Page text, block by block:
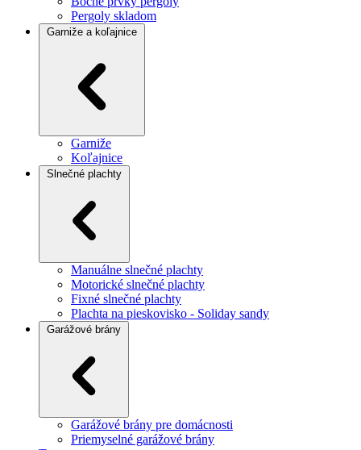
Pergoly skladom
Garniže a koľajnice
Garniže
Koľajnice
Slnečné plachty
Manuálne slnečné plachty
Motorické slnečné plachty
Fixné slnečné plachty
Plachta na pieskovisko - Soliday sandy
Garážové brány
Garážové brány pre domácnosti
Priemyselné garážové brány